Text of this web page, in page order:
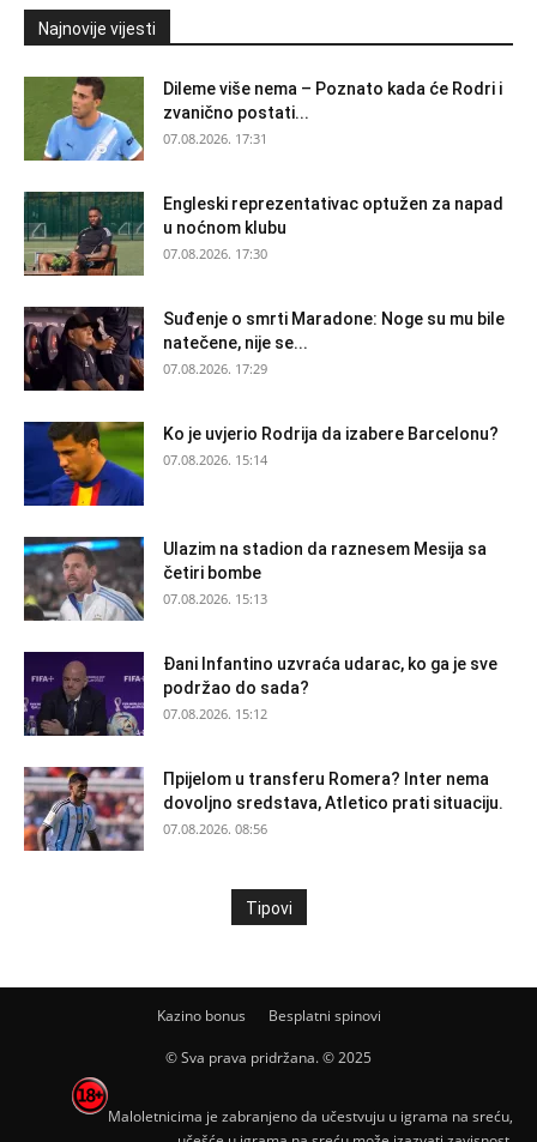
Najnovije vijesti
Dileme više nema – Poznato kada će Rodri i
zvanično postati...
07.08.2026. 17:31
Engleski reprezentativac optužen za napad
u noćnom klubu
07.08.2026. 17:30
Suđenje o smrti Maradone: Noge su mu bile
natečene, nije se...
07.08.2026. 17:29
Ko je uvjerio Rodrija da izabere Barcelonu?
07.08.2026. 15:14
Ulazim na stadion da raznesem Mesija sa
četiri bombe
07.08.2026. 15:13
Đani Infantino uzvraća udarac, ko ga je sve
podržao do sada?
07.08.2026. 15:12
Прijelom u transferu Romera? Inter nema
dovoljno sredstava, Atletico prati situaciju.
07.08.2026. 08:56
Tipovi
Kazino bonus Besplatni spinovi
© Sva prava pridržana. © 2025
Maloletnicima je zabranjeno da učestvuju u igrama na sreću,